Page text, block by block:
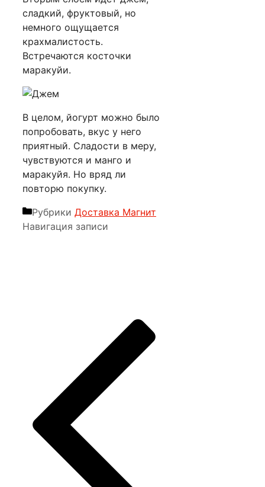
сладкий, фруктовый, но
немного ощущается
крахмалистость.
Встречаются косточки
маракуйи.
В целом, йогурт можно было
попробовать, вкус у него
приятный. Сладости в меру,
чувствуются и манго и
маракуйя. Но вряд ли
повторю покупку.
Рубрики Доставка Магнит
Навигация записи